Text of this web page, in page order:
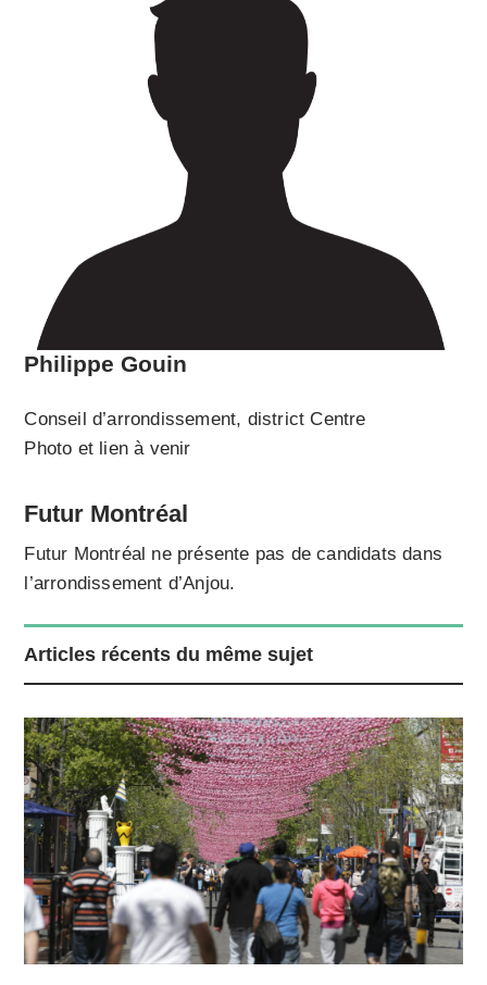
Philippe Gouin
Conseil d’arrondissement, district Centre
Photo et lien à venir
Futur Montréal
Futur Montréal ne présente pas de candidats dans
l’arrondissement d’Anjou.
Articles récents du même sujet